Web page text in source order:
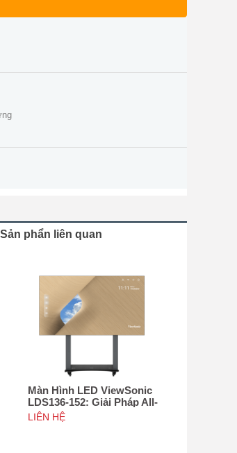
Sản phẩn liên quan
Màn Hình LED ViewSonic
LDS136-152: Giải Pháp All-
in-One Di Động Hàng Đầu
LIÊN HỆ